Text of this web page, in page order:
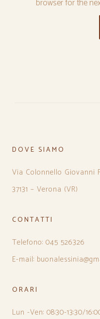
browser for the
DOVE SIAMO
Via Colonnello Giovanni
37131 – Verona (VR)
CONTATTI
Telefono: 045 526326
E-mail:
ORARI
Lun -Ven: 08:30-13:30/